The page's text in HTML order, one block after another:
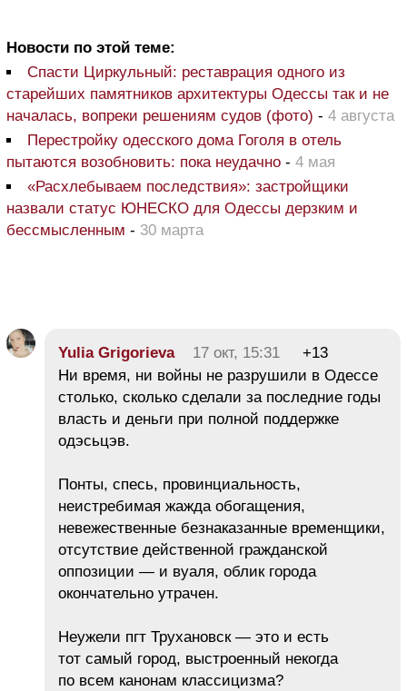
Новости по этой теме:
Спасти Циркульный: реставрация одного из
старейших памятников архитектуры Одессы так и не
началась, вопреки решениям судов (фото) - 4 августа
Перестройку одесского дома Гоголя в отель
пытаются возобновить: пока неудачно - 4 мая
«Расхлебываем последствия»: застройщики
назвали статус ЮНЕСКО для Одессы дерзким и
бессмысленным - 30 марта
Yulia Grigorieva 17 окт, 15:31
+13
Ни время, ни войны не разрушили в Одессе
столько, сколько сделали за последние годы
власть и деньги при полной поддержке
одэсьцэв.
Понты, спесь, провинциальность,
неистребимая жажда обогащения,
невежественные безнаказанные временщики,
отсутствие действенной гражданской
оппозиции — и вуаля, облик города
окончательно утрачен.
Неужели пгт Трухановск — это и есть
тот самый город, выстроенный некогда
по всем канонам классицизма?